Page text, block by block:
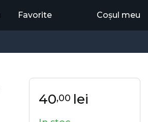
Favorite Coșul meu
40,00 lei